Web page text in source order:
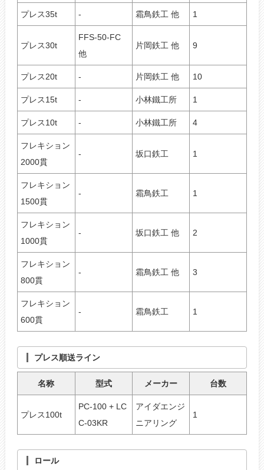
プレス35t - 霜鳥鉄工 他 1
プレス30t
FFS-50-FC
他
片岡鉄工 他 9
プレス20t - 片岡鉄工 他 10
プレス15t - 小林鐵工所 1
プレス10t - 小林鐵工所 4
フレキション
2000貫
- 坂口鉄工 1
フレキション
1500貫
- 霜鳥鉄工 1
フレキション
1000貫
- 坂口鉄工 他 2
フレキション
800貫
- 霜鳥鉄工 他 3
フレキション
600貫
- 霜鳥鉄工 1
プレス順送ライン
名称 型式 メーカー 台数
プレス100t
PC-100 + LC
C-03KR
アイダエンジ
ニアリング
1
ロール